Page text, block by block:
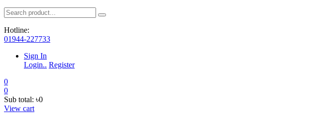
Hotline:
01944-227733
Sign In
Login.. Register
0
0
Sub total: ৳0
View cart